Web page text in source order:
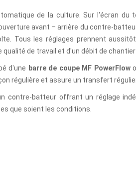
de la culture. Sur l'écran du
avant – arrière du contre-
Tous les réglages prennent
de travail et d'un débit de
d'une barre de coupe MF PowerFlow
régulière et assure un transfert
contre-batteur offrant un réglage
que soient les conditions.